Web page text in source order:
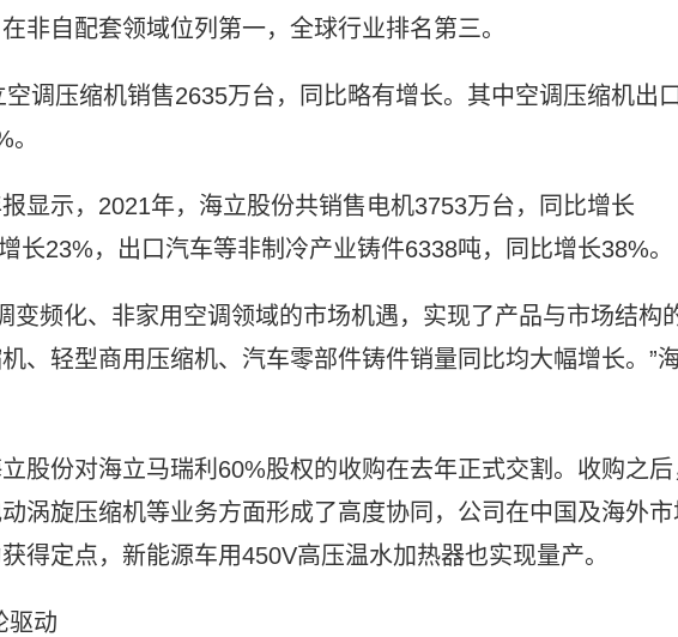
非自配套领域位列第一，全球行业排名第三。
调压缩机销售2635万台，同比略有增长。其中空调压缩机出口
显示，2021年，海立股份共销售电机3753万台，同比增长
长23%，出口汽车等非制冷产业铸件6338吨，同比增长38%。
变频化、非家用空调领域的市场机遇，实现了产品与市场结构
、轻型商用压缩机、汽车零部件铸件销量同比均大幅增长。”
股份对海立马瑞利60%股权的收购在去年正式交割。收购之后
涡旋压缩机等业务方面形成了高度协同，公司在中国及海外市
得定点，新能源车用450V高压温水加热器也实现量产。
驱动